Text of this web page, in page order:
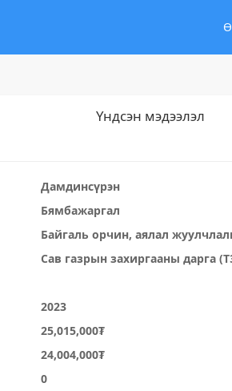
Үндсэн мэдээлэл
Дамдинсүрэн
Бямбажаргал
Байгаль орчин, аялал
Сав газрын захиргааны дарга
2023
25,015,000₮
24,004,000₮
0